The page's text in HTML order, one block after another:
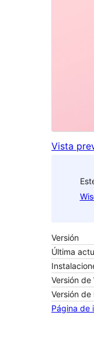
Vista
Versión
Última
Versión de
Versión de
Página de